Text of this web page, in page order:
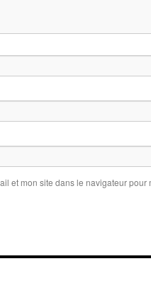
et mon site dans le navigateur